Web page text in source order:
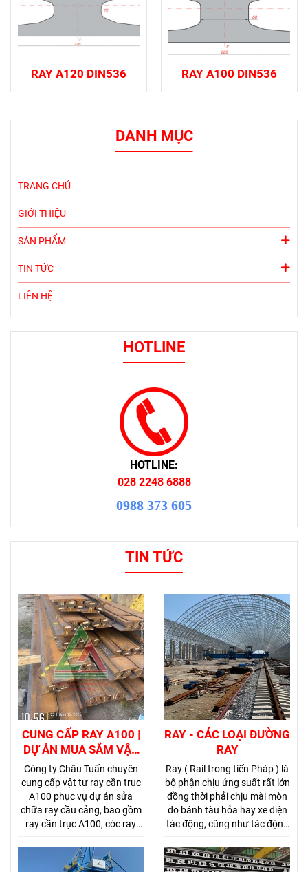
RAY A120 DIN536 RAY A100 DIN536
DANH MỤC
TRANG CHỦ
GIỚI THIỆU
SẢN PHẨM
TIN TỨC
LIÊN HỆ
HOTLINE
HOTLINE:
028 2248 6888
0988 373 605
TIN TỨC
CUNG CẤP RAY A100 |
DỰ ÁN MUA SẮM VẬT
TƯ SỬA CHỮA RAY CẦU
B4-B5-B6 CẢNG CÁT
LÁI
Công ty Châu Tuấn chuyên
cung cấp vật tư ray cần trục
A100 phục vụ dự án sửa
chữa ray cầu cảng, bao gồm
ray cần trục A100, cóc ray
bulong chỉnh cao độ, tấm
thép đệm ray, tấm đệm cao
RAY - CÁC LOẠI ĐƯỜNG
RAY
Ray ( Rail trong tiến Pháp ) là
bộ phận chịu ứng suất rất lớn
đồng thời phải chịu mài mòn
do bánh tàu hỏa hay xe điện
tác động, cũng như tác động
ray đòi hỏi phải có chất lượng
cao. Trong thời gian đầu của